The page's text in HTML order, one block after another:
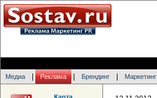
Медиа Реклама Брендинг Маркетинг